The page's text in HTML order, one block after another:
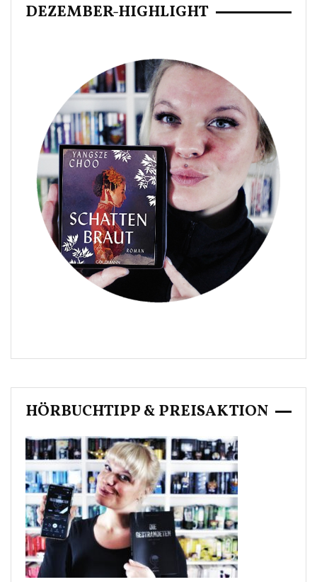
DEZEMBER-HIGHLIGHT
HÖRBUCHTIPP & PREISAKTION